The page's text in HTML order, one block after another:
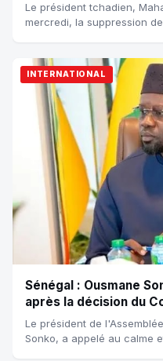
Le président tchadien,
mercredi, la suppression
INTERNATIONAL
Sénégal : Ousmane
après la décision du
Le président de
Sonko, a appelé au calme